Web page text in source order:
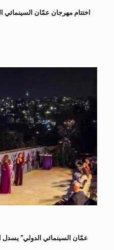
اختتام مهرجان عمّان السينمائي
“عمّان السينمائي الدولي” يسدل الستار على 11